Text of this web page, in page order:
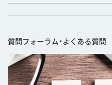
質問フォーラム･よくある質問